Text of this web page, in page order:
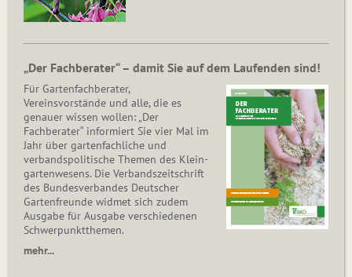
„Der Fachberater“ – damit Sie auf dem Laufenden sind!
Für Gartenfachberater,
Vereinsvorstände und alle, die es
genauer wissen wollen: „Der
Fachberater“ informiert Sie vier Mal im
Jahr über gartenfachliche und
verbandspolitische Themen des Klein­
gar­ten­wesens. Die Ver­bands­zeit­schrift
des Bun­des­ver­ban­des Deutscher
Gartenfreunde widmet sich zudem
Ausgabe für Ausgabe verschiedenen
Schwer­punkt­the­men.
mehr...